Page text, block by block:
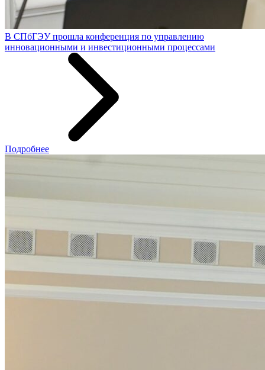
В СПбГЭУ прошла конференция по управлению
инновационными и инвестиционными процессами
Подробнее